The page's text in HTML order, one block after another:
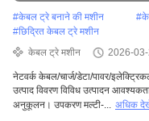
#केबल ट्रे बनाने की मशीन #
#छिद्रित केबल ट्रे मशीन
केबल ट्रे मशीन
2026-
नेटवर्क केबल/चार्ज/डेटा/पावर/
उत्पाद विवरण विविध उत्पादन
अनुकूलन। उपकरण मल्टी-... अधिक